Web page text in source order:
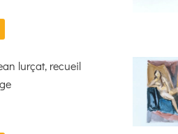
lurçat, recueil